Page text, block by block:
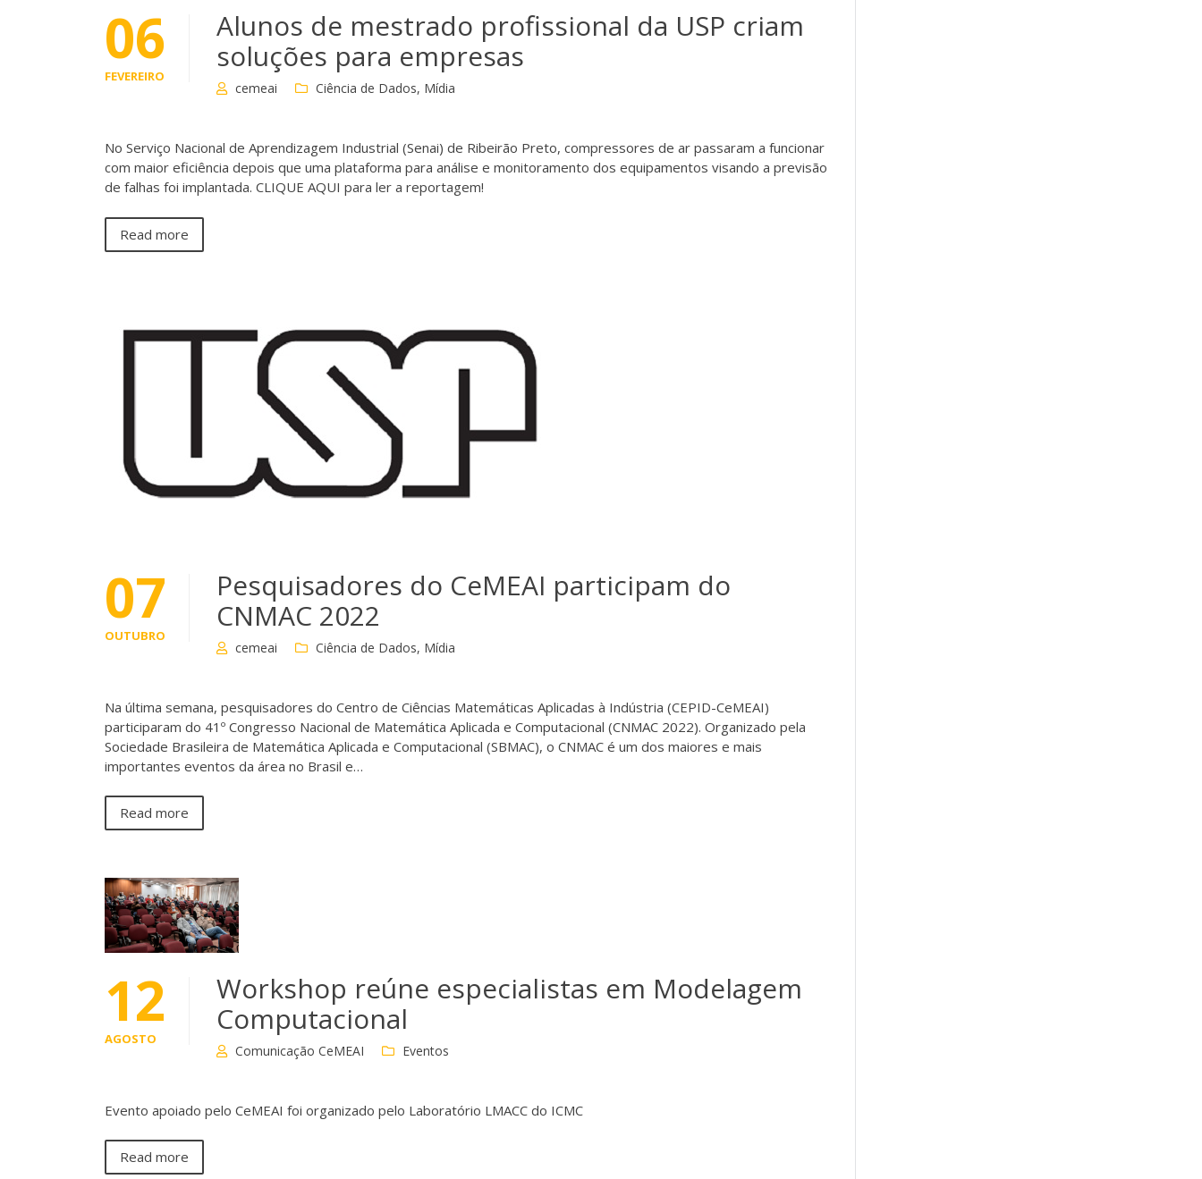
06
FEVEREIRO
Alunos de mestrado profissional da USP criam
soluções para empresas
cemeai Ciência de Dados, Mídia
No Serviço Nacional de Aprendizagem Industrial (Senai) de Ribeirão Preto, compressores de ar passaram a funcionar
com maior eficiência depois que uma plataforma para análise e monitoramento dos equipamentos visando a previsão
de falhas foi implantada. CLIQUE AQUI para ler a reportagem!
Read more
07
OUTUBRO
Pesquisadores do CeMEAI participam do
CNMAC 2022
cemeai Ciência de Dados, Mídia
Na última semana, pesquisadores do Centro de Ciências Matemáticas Aplicadas à Indústria (CEPID-CeMEAI)
participaram do 41º Congresso Nacional de Matemática Aplicada e Computacional (CNMAC 2022). Organizado pela
Sociedade Brasileira de Matemática Aplicada e Computacional (SBMAC), o CNMAC é um dos maiores e mais
importantes eventos da área no Brasil e…
Read more
12
AGOSTO
Workshop reúne especialistas em Modelagem
Computacional
Comunicação CeMEAI Eventos
Evento apoiado pelo CeMEAI foi organizado pelo Laboratório LMACC do ICMC
Read more